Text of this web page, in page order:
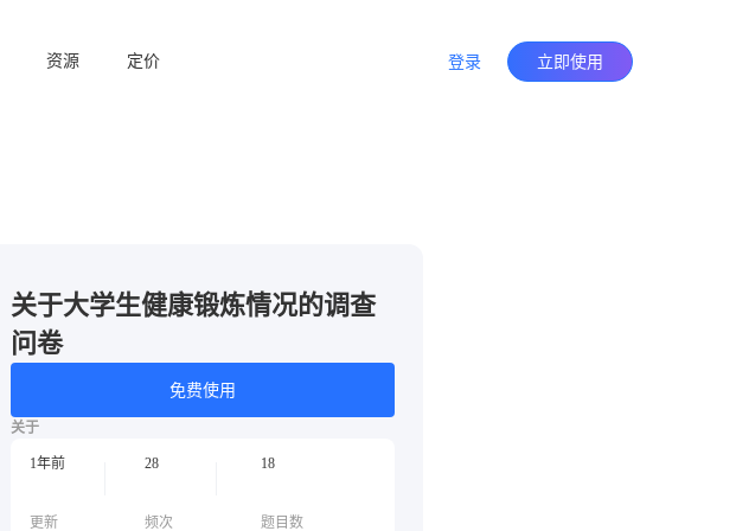
资源 定价 登录 立即使用
关于大学生健康锻炼情况的调查
问卷
免费使用
关于
1年前
更新
28
频次
18
题目数